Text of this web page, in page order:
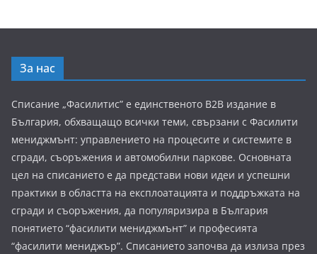
За нас
Списание „Фасилитис” е единственото B2B издание в
България, обхващащо всички теми, свързани с Фасилити
мениджмънт: управлението на процесите и системите в
сгради, съоръжения и автомобилни паркове. Основната
цел на списанието е да представи нови идеи и успешни
практики в областта на експлоатацията и поддръжката на
сгради и съоръжения, да популяризира в България
понятието “фасилити мениджмънт” и професията
“фасилити мениджър”. Списанието започва да излиза през